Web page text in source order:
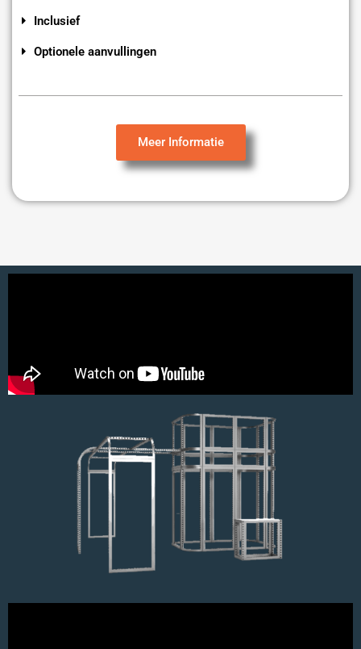
Inclusief
Optionele aanvullingen
Meer Informatie